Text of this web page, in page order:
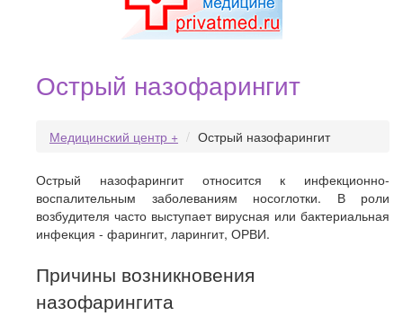
Острый назофарингит
Медицинский центр + Острый назофарингит
Острый назофарингит относится к инфекционно-
воспалительным заболеваниям носоглотки. В роли
возбудителя часто выступает вирусная или бактериальная
инфекция - фарингит, ларингит, ОРВИ.
Причины возникновения
назофарингита